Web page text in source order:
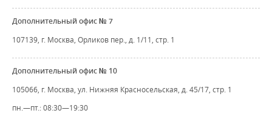
Дополнительный офис № 7
107139, г. Москва, Орликов пер., д. 1/11, стр. 1
Дополнительный офис № 10
105066, г. Москва, ул. Нижняя Красносельская, д. 45/17, стр. 1
пн.—пт.: 08:30—19:30